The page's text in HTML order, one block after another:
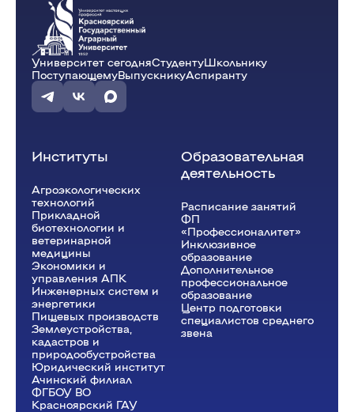
Университет сегодняСтудентуШкольнику
ПоступающемуВыпускникуАспиранту
Институты
Агроэкологических
технологий
Прикладной
биотехнологии и
ветеринарной
медицины
Экономики и
управления АПК
Инженерных систем и
энергетики
Пищевых производств
Землеустройства,
кадастров и
природообустройства
Юридический институт
Ачинский филиал
ФГБОУ ВО
Красноярский ГАУ
Образовательная
деятельность
Расписание занятий
ФП
«Профессионалитет»
Инклюзивное
образование
Дополнительное
профессиональное
образование
Центр подготовки
специалистов среднего
звена